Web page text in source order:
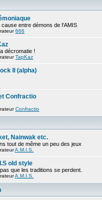
cause entre démons de l'AMIS
666
décromatie !
TapKaz
II (alpha)
Confractio
Confractio
Nainwak etc.
tout de même un peu des jeux
A.M.I.S.
old style
que les traditions se perdent.
A.M.I.S.